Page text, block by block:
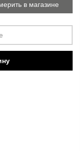
в магазине